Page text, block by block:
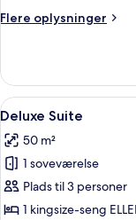
Flere oplysninger
Flere
Deluxe
Room
Indlæs
alle
billeder
af
Deluxe
Suite
10
Deluxe Suite
50 m²
1 soveværelse
Plads til 3 personer
1 kingsize-seng